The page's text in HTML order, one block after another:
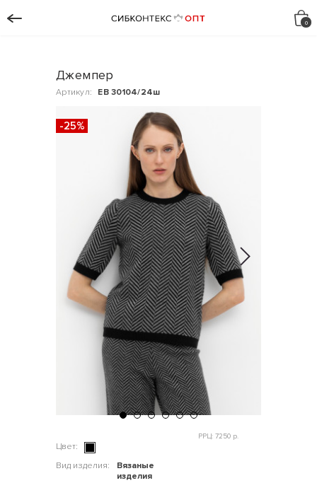
Джемпер
Артикул: ЕВ 30104/24ш
-25%
Цвет:
Вид изделия:
Вязаные
изделия
РРЦ: 7250 р.